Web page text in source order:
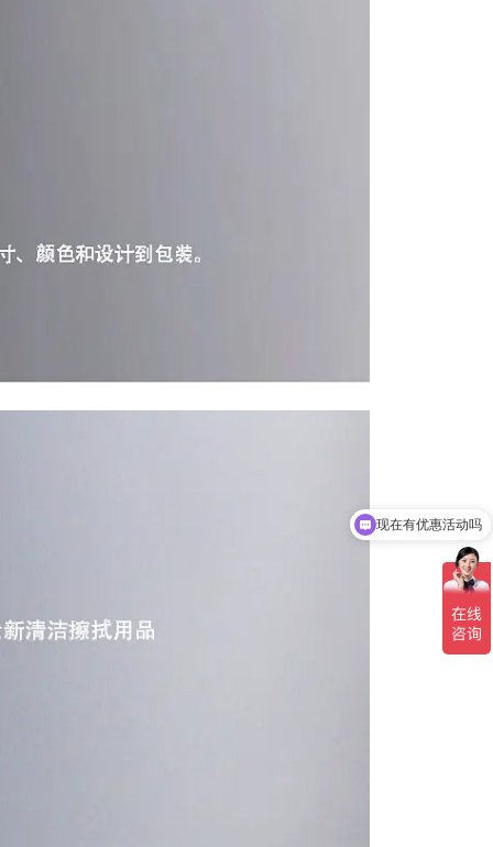
可以介绍下你们的产品么